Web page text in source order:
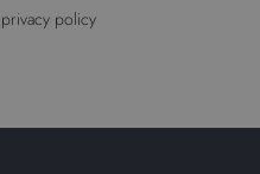
privacy policy